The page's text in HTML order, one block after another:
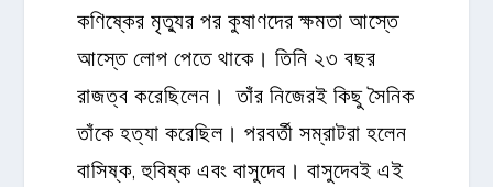
কণিষ্কের মৃত্যুর পর কুষাণদের ক্ষমতা আস্তে
আস্তে লোপ পেতে থাকে। তিনি ২৩ বছর
রাজত্ব করেছিলেন। তাঁর নিজেরই কিছু সৈনিক
তাঁকে হত্যা করেছিল। পরবর্তী সম্রাটরা হলেন
বাসিষ্ক, হুবিষ্ক এবং বাসুদেব। বাসুদেবই এই